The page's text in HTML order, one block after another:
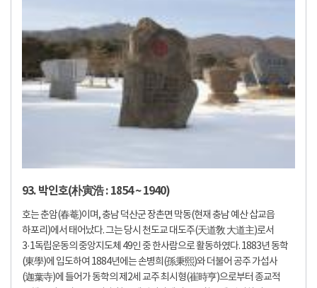
93. 박인호(朴寅浩 : 1854 ~ 1940)
호는 춘암(春菴)이며, 충남 덕산군 장촌면 막동(현재 충남 예산 삽교읍
하포리)에서 태어났다. 그는 당시 천도교 대도주(天道敎 大道主)로서
3·1독립운동의 중앙지도체 49인 중 한사람으로 활동하였다. 1883년 동학
(東學)에 입도하여 1884년에는 손병희(孫秉熙)와 더불어 공주 가섭사
(迦葉寺)에 들어가 동학의 제2세 교주 최시형(崔時亨)으로부터 종교적